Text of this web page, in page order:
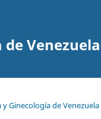
Venezuela
Ginecología de Venezuela